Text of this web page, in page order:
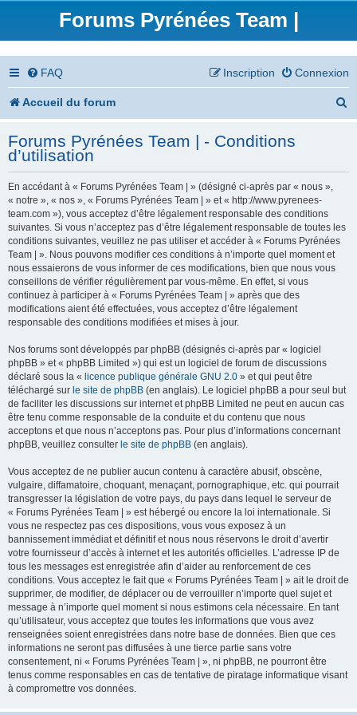
Forums Pyrénées Team |
FAQ Connexion
Inscription
Accueil du forum
h
Forums Pyrénées Team | - Conditions
d’utilisation
En accédant à « Forums Pyrénées Team | » (désigné ci-après par « nous »,
« notre », « nos », « Forums Pyrénées Team | » et « http://www.pyrenees-
team.com »), vous acceptez d’être légalement responsable des conditions
suivantes. Si vous n’acceptez pas d’être légalement responsable de toutes les
conditions suivantes, veuillez ne pas utiliser et accéder à « Forums Pyrénées
Team | ». Nous pouvons modifier ces conditions à n’importe quel moment et
nous essaierons de vous informer de ces modifications, bien que nous vous
conseillons de vérifier régulièrement par vous-même. En effet, si vous
continuez à participer à « Forums Pyrénées Team | » après que des
modifications aient été effectuées, vous acceptez d’être légalement
responsable des conditions modifiées et mises à jour.
Nos forums sont développés par phpBB (désignés ci-après par « logiciel
phpBB » et « phpBB Limited ») qui est un logiciel de forum de discussions
déclaré sous la « licence publique générale GNU 2.0 » et qui peut être
téléchargé sur le site de phpBB (en anglais). Le logiciel phpBB a pour seul but
de faciliter les discussions sur internet et phpBB Limited ne peut en aucun cas
être tenu comme responsable de la conduite et du contenu que nous
acceptons et que nous n’acceptons pas. Pour plus d’informations concernant
phpBB, veuillez consulter le site de phpBB (en anglais).
Vous acceptez de ne publier aucun contenu à caractère abusif, obscène,
vulgaire, diffamatoire, choquant, menaçant, pornographique, etc. qui pourrait
transgresser la législation de votre pays, du pays dans lequel le serveur de
« Forums Pyrénées Team | » est hébergé ou encore la loi internationale. Si
vous ne respectez pas ces dispositions, vous vous exposez à un
bannissement immédiat et définitif et nous nous réservons le droit d’avertir
votre fournisseur d’accès à internet et les autorités officielles. L’adresse IP de
tous les messages est enregistrée afin d’aider au renforcement de ces
conditions. Vous acceptez le fait que « Forums Pyrénées Team | » ait le droit de
supprimer, de modifier, de déplacer ou de verrouiller n’importe quel sujet et
message à n’importe quel moment si nous estimons cela nécessaire. En tant
qu’utilisateur, vous acceptez que toutes les informations que vous avez
renseignées soient enregistrées dans notre base de données. Bien que ces
informations ne seront pas diffusées à une tierce partie sans votre
consentement, ni « Forums Pyrénées Team | », ni phpBB, ne pourront être
tenus comme responsables en cas de tentative de piratage informatique visant
à compromettre vos données.